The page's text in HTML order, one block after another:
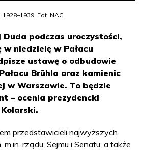
Fot. NAC
podczas uroczystości,
niedzielę w Pałacu
ustawę o odbudowie
Brühla oraz kamienic
w Warszawie. To będzie
– ocenia prezydencki
przedstawicieli najwyższych
rządu, Sejmu i Senatu, a także